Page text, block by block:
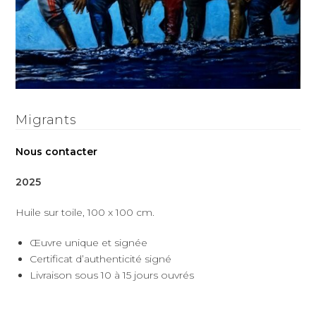
Migrants
Nous contacter
2025
Huile sur toile, 100 x 100 cm.
Œuvre unique et signée
Certificat d’authenticité signé
Livraison sous 10 à 15 jours ouvrés